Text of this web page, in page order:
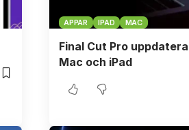
APPAR IPAD MAC
Final Cut Pro
Mac och iPad